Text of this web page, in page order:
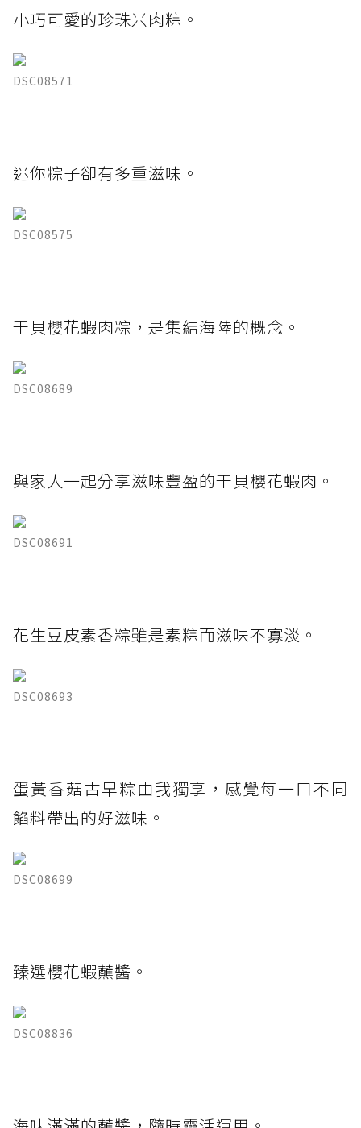
小巧可愛的珍珠米肉粽。
DSC08571
迷你粽子卻有多重滋味。
DSC08575
干貝櫻花蝦肉粽，是集結海陸的概念。
DSC08689
與家人一起分享滋味豐盈的干貝櫻花蝦肉。
DSC08691
花生豆皮素香粽雖是素粽而滋味不寡淡。
DSC08693
蛋黃香菇古早粽由我獨享，感覺每一口不同
餡料帶出的好滋味。
DSC08699
臻選櫻花蝦蘸醬。
DSC08836